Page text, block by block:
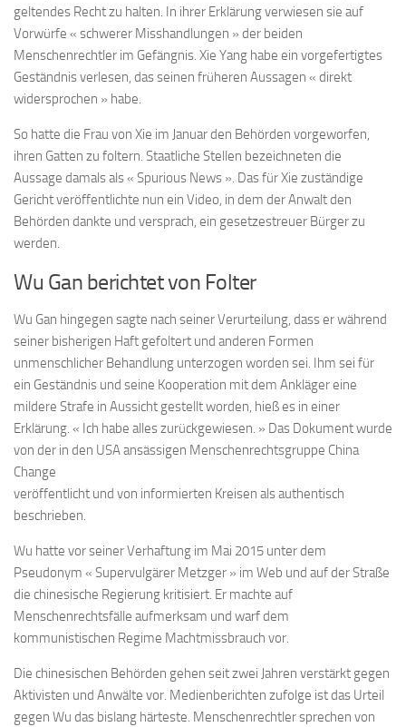
geltendes Recht zu halten. In ihrer Erklärung verwiesen sie auf
Vorwürfe « schwerer Misshandlungen » der beiden
Menschenrechtler im Gefängnis. Xie Yang habe ein vorgefertigtes
Geständnis verlesen, das seinen früheren Aussagen « direkt
widersprochen » habe.
So hatte die Frau von Xie im Januar den Behörden vorgeworfen,
ihren Gatten zu foltern. Staatliche Stellen bezeichneten die
Aussage damals als « Spurious News ». Das für Xie zuständige
Gericht veröffentlichte nun ein Video, in dem der Anwalt den
Behörden dankte und versprach, ein gesetzestreuer Bürger zu
werden.
Wu Gan berichtet von Folter
Wu Gan hingegen sagte nach seiner Verurteilung, dass er während
seiner bisherigen Haft gefoltert und anderen Formen
unmenschlicher Behandlung unterzogen worden sei. Ihm sei für
ein Geständnis und seine Kooperation mit dem Ankläger eine
mildere Strafe in Aussicht gestellt worden, hieß es in einer
Erklärung. « Ich habe alles zurückgewiesen. » Das Dokument wurde
von der in den USA ansässigen Menschenrechtsgruppe China
Change
veröffentlicht und von informierten Kreisen als authentisch
beschrieben.
Wu hatte vor seiner Verhaftung im Mai 2015 unter dem
Pseudonym « Supervulgärer Metzger » im Web und auf der Straße
die chinesische Regierung kritisiert. Er machte auf
Menschenrechtsfälle aufmerksam und warf dem
kommunistischen Regime Machtmissbrauch vor.
Die chinesischen Behörden gehen seit zwei Jahren verstärkt gegen
Aktivisten und Anwälte vor. Medienberichten zufolge ist das Urteil
gegen Wu das bislang härteste. Menschenrechtler sprechen von